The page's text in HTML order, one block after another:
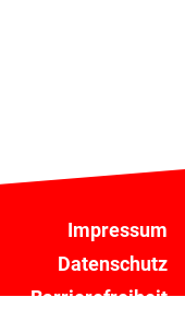
Impressum
Datenschutz
Barrierefreiheit